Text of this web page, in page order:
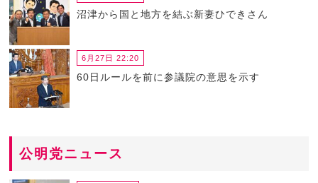
沼津から国と地方を結ぶ新妻ひできさん
6月27日 22:20
60日ルールを前に参議院の意思を示す
公明党ニュース